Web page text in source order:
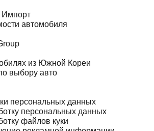
Импорт
автомобиля
из Южной Кореи
выбору авто
персональных данных
персональных данных
файлов куки